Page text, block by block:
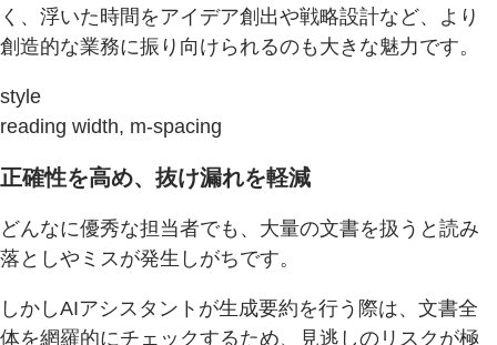
く、浮いた時間をアイデア創出や戦略設計など、より
創造的な業務に振り向けられるのも大きな魅力です。
style
reading width, m-spacing
正確性を高め、抜け漏れを軽減
どんなに優秀な担当者でも、大量の文書を扱うと読み
落としやミスが発生しがちです。
しかしAIアシスタントが生成要約を行う際は、文書全
体を網羅的にチェックするため、見逃しのリスクが極